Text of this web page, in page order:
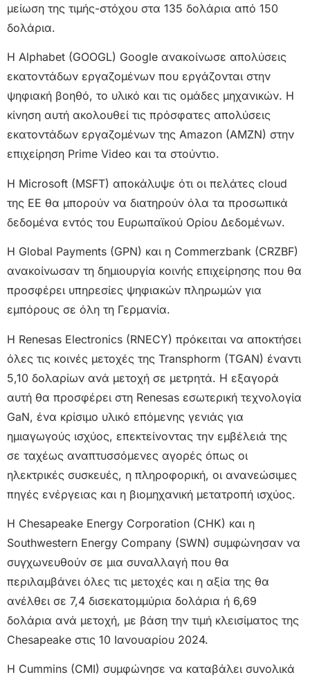
μείωση της τιμής-στόχου στα 135 δολάρια από 150
δολάρια.
Η Alphabet (GOOGL) Google ανακοίνωσε απολύσεις
εκατοντάδων εργαζομένων που εργάζονται στην
ψηφιακή βοηθό, το υλικό και τις ομάδες μηχανικών. Η
κίνηση αυτή ακολουθεί τις πρόσφατες απολύσεις
εκατοντάδων εργαζομένων της Amazon (AMZN) στην
επιχείρηση Prime Video και τα στούντιο.
Η Microsoft (MSFT) αποκάλυψε ότι οι πελάτες cloud
της ΕΕ θα μπορούν να διατηρούν όλα τα προσωπικά
δεδομένα εντός του Ευρωπαϊκού Ορίου Δεδομένων.
Η Global Payments (GPN) και η Commerzbank (CRZBF)
ανακοίνωσαν τη δημιουργία κοινής επιχείρησης που θα
προσφέρει υπηρεσίες ψηφιακών πληρωμών για
εμπόρους σε όλη τη Γερμανία.
Η Renesas Electronics (RNECY) πρόκειται να αποκτήσει
όλες τις κοινές μετοχές της Transphorm (TGAN) έναντι
5,10 δολαρίων ανά μετοχή σε μετρητά. Η εξαγορά
αυτή θα προσφέρει στη Renesas εσωτερική τεχνολογία
GaN, ένα κρίσιμο υλικό επόμενης γενιάς για
ημιαγωγούς ισχύος, επεκτείνοντας την εμβέλειά της
σε ταχέως αναπτυσσόμενες αγορές όπως οι
ηλεκτρικές συσκευές, η πληροφορική, οι ανανεώσιμες
πηγές ενέργειας και η βιομηχανική μετατροπή ισχύος.
Η Chesapeake Energy Corporation (CHK) και η
Southwestern Energy Company (SWN) συμφώνησαν να
συγχωνευθούν σε μια συναλλαγή που θα
περιλαμβάνει όλες τις μετοχές και η αξία της θα
ανέλθει σε 7,4 δισεκατομμύρια δολάρια ή 6,69
δολάρια ανά μετοχή, με βάση την τιμή κλεισίματος της
Chesapeake στις 10 Ιανουαρίου 2024.
Η Cummins (CMI) συμφώνησε να καταβάλει συνολικά